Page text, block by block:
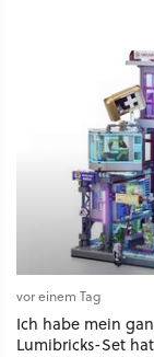
vor einem Tag
Ich habe mein
Lumibricks-Set